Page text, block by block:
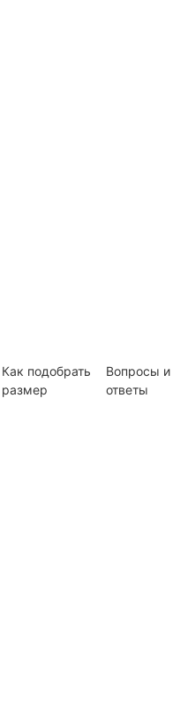
Как подобрать
размер
Вопросы и
ответы